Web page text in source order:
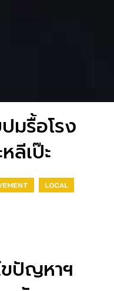
มรื้อโรง
หลีเป๊ะ
LOCAL
ปัญหาฯ